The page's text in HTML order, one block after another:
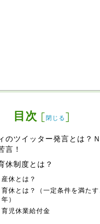
目次 [閉じる ]
のツイッター発言とは？
言！
休制度とは？
産休とは？
育休とは？（一定条件を満た
年）
育児休業給付金